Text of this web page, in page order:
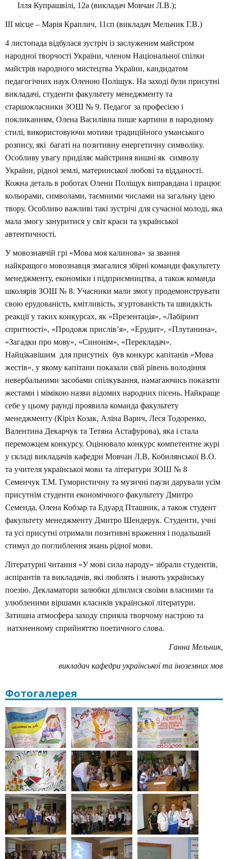
Ілля Купрашвілі, 12а (викладач Мовчан Л.В.);
III місце – Марія Краплич, 11сп (викладач Мельник Г.В.)
4 листопада відбулася зустріч із заслуженим майстром
народної творчості України, членом Національної спілки
майстрів народного мистецтва України, кандидатом
педагогічних наук Оленою Поліщук. На заході були присутні
викладачі, студенти факультету менеджменту та
старшокласники ЗОШ № 9. Педагог за професією і
покликанням, Олена Василівна пише картини в народному
стилі, використовуючи мотиви традиційного уманського
розпису, які багаті на позитивну енергетичну символіку.
Особливу увагу приділяє майстриня вишні як символу
України, рідної землі, материнської любові та відданості.
Кожна деталь в роботах Олени Поліщук виправдана і працює
кольорами, символами, таємними числами на загальну ідею
твору. Особливо важливі такі зустрічі для сучасної молоді, яка
мала змогу зануритися у світ краси та української
автентичності.
У мовознавчій грі «Мова моя калинова» за звання
найкращого мовознавця змагалися збірні команди факультету
менеджменту, економіки і підприємництва, а також команда
школярів ЗОШ № 8. Учасники мали змогу продемонструвати
свою ерудованість, кмітливість, згуртованість та швидкість
реакції у таких конкурсах, як «Презентація», «Лабіринт
спритності», «Продовж прислів’я», «Ерудит», «Плутанина»,
«Загадки про мову», «Синонім», «Перекладач».
Найцікавішим для присутніх був конкурс капітанів «Мова
жестів», у якому капітани показали свій рівень володіння
невербальними засобами спілкування, намагаючись показати
жестами і мімікою назви відомих народних пісень. Найкраще
себе у цьому раунді проявила команда факультету
менеджменту (Кіріл Козак, Аліна Варич, Леся Тодоренко,
Валентина Декарчук та Тетяна Астафурова), яка і стала
переможцем конкурсу. Оцінювало конкурс компетентне журі
у складі викладачів кафедри Мовчан Л.В, Кобилянської В.О.
та учителя української мови та літератури ЗОШ № 8
Семенчук Т.М. Гумористичну та музичні паузи дарували усім
присутнім студенти економічного факультету Дмитро
Семенда, Олена Кобзар та Едуард Пташник, а також студент
факультету менеджменту Дмитро Шендерук. Студенти, учні
та усі присутні отримали позитивні враження і подальший
стимул до поглиблення знань рідної мови.
Літературні читання «У мові сила народу» зібрали студентів,
аспірантів та викладачів, які люблять і знають українську
поезію. Декламатори залюбки ділилися своїми власними та
улюбленими віршами класиків української літератури.
Затишна атмосфера заходу сприяла творчому настрою та
натхненному сприйняттю поетичного слова.
Ганна Мельник,
викладач кафедри української та іноземних мов
Фотогалерея